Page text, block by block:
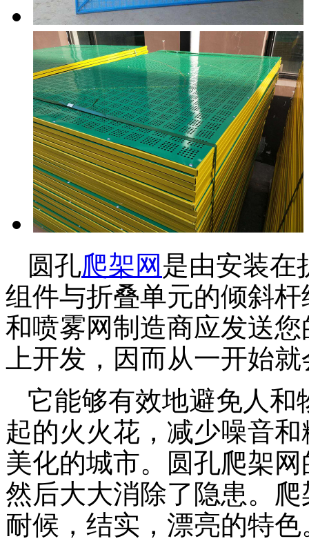
圆孔爬架网 是由安装在
组件与折叠单元的倾斜
和喷雾网制造商应发送
上开发，因而从一开始
它能够有效地避免人和
起的火火花，减少噪音
美化的城市。圆孔爬架
然后大大消除了隐患。
耐候，结实，漂亮的特色